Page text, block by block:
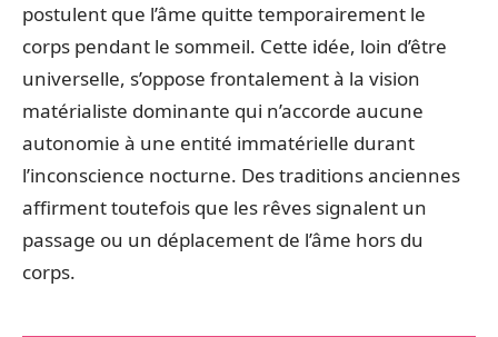
postulent que l’âme quitte temporairement le
corps pendant le sommeil. Cette idée, loin d’être
universelle, s’oppose frontalement à la vision
matérialiste dominante qui n’accorde aucune
autonomie à une entité immatérielle durant
l’inconscience nocturne. Des traditions anciennes
affirment toutefois que les rêves signalent un
passage ou un déplacement de l’âme hors du
corps.